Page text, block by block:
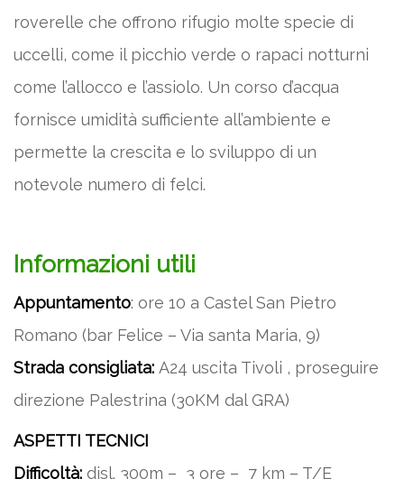
roverelle che offrono rifugio molte specie di
uccelli, come il picchio verde o rapaci notturni
come l’allocco e l’assiolo. Un corso d’acqua
fornisce umidità sufficiente all’ambiente e
permette la crescita e lo sviluppo di un
notevole numero di felci.
Informazioni utili
Appuntamento: ore 10 a Castel San Pietro
Romano (bar Felice – Via santa Maria, 9)
Strada consigliata: A24 uscita Tivoli , proseguire
direzione Palestrina (30KM dal GRA)
ASPETTI TECNICI
Difficoltà: disl. 300m – 3 ore – 7 km – T/E